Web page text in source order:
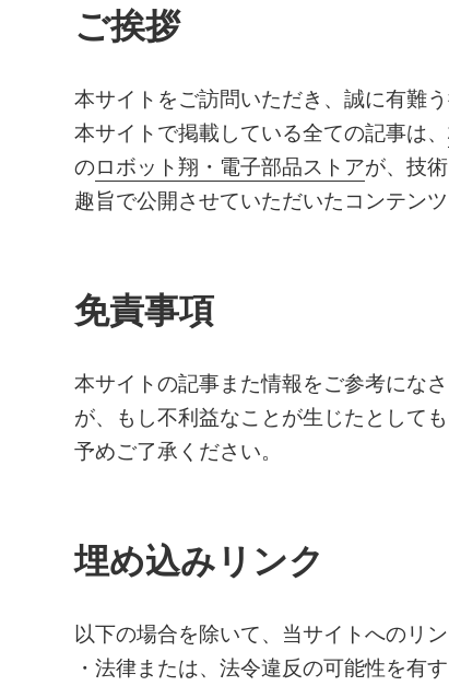
ご挨拶
本サイトをご訪問いただき、誠に有難
本サイトで掲載している全ての記事は、
のロボット翔・電子部品ストアが、技
趣旨で公開させていただいたコンテン
免責事項
本サイトの記事また情報をご参考にな
が、もし不利益なことが生じたとして
予めご了承ください。
埋め込みリンク
以下の場合を除いて、当サイトへのリ
・法律または、法令違反の可能性を有